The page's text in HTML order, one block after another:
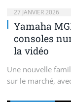
27 JANVIER 2026
Yamaha
consoles
la vidéo
Une nouvelle
sur le marché,